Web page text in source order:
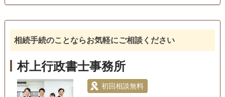
ごとにさまざま様々なケースがありますが、相談者と一緒に
考え、他の専門家に協力をいただきながら、課題解決を行っ
ております。 相続登記手続きの手順については、簡単にご説
明させていただきます。 相続税の申告が必要な方は、税理士
をご紹介させていただきます。 土地建物の手続きについて
も、土地家屋調査士として当職が対応可能です。 何か困りご
相続人調査
電話相談可 訪問可 土日相談可 初回相談無料
18時以降相談可 オンライン面談可
相続手続のことならお気軽にご相談ください
村上行政書士事務所
初回相談無料